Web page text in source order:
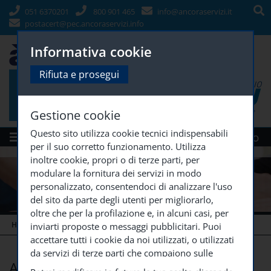
Menù Siti Gruppo
051 6370201 800 901 465
info@ancoraservizi.it
postacert@pec.ancoraservizi.info
HOME AREA RISERVATA AREA SOCI
Informativa cookie
Rifiuta e prosegui
Gestione cookie
Questo sito utilizza cookie tecnici indispensabili
per il suo corretto funzionamento. Utilizza
inoltre cookie, propri o di terze parti, per
modulare la fornitura dei servizi in modo
personalizzato, consentendoci di analizzare l'uso
del sito da parte degli utenti per migliorarlo,
oltre che per la profilazione e, in alcuni casi, per
inviarti proposte o messaggi pubblicitari. Puoi
accettare tutti i cookie da noi utilizzati, o utilizzati
da servizi di terze parti che compaiono sulle
pagine di questo sito, premendo il pulsante